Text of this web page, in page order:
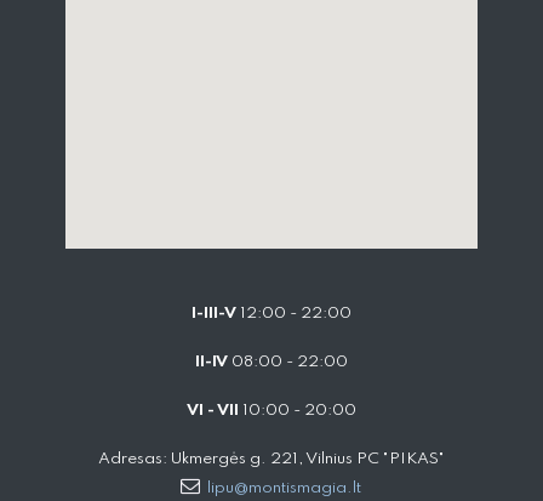
I-III-V 12:00 - 22:00
II-IV 08:00 - 22:00
VI - VII 10:00 - 20:00
Adresas: Ukmergės g. 221, Vilnius PC "PIKAS"
lipu@montismagia.lt